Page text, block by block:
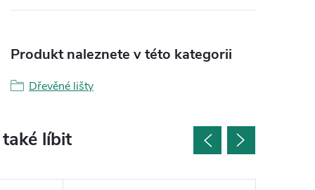
Produkt naleznete v této kategorii
Dřevěné lišty